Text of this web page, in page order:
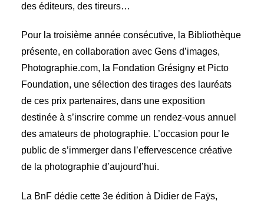
des éditeurs, des tireurs…
Pour la troisième année consécutive, la Bibliothèque
présente, en collaboration avec Gens d’images,
Photographie.com, la Fondation Grésigny et Picto
Foundation, une sélection des tirages des lauréats
de ces prix partenaires, dans une exposition
destinée à s’inscrire comme un rendez-vous annuel
des amateurs de photographie. L’occasion pour le
public de s’immerger dans l’effervescence créative
de la photographie d’aujourd’hui.
La BnF dédie cette 3e édition à Didier de Faÿs,